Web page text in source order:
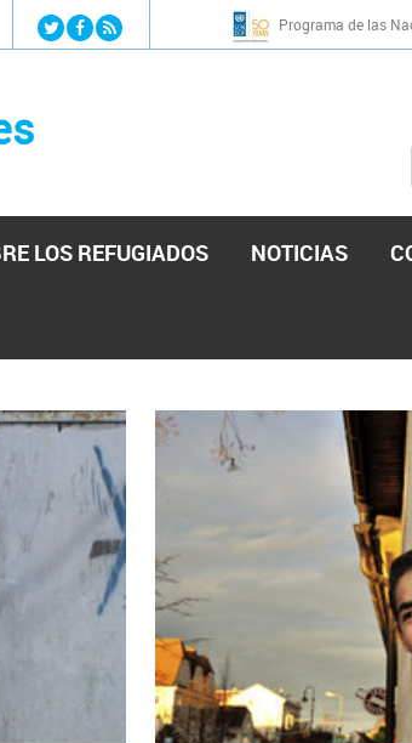
Jump to navigation Programa de las
LOS REFUGIADOS NOTICIAS
Asamblea Nacional de Venezuela solicitando a
y la colaboración del Gobierno.